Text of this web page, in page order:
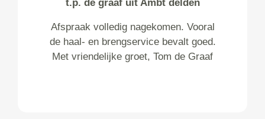
t.p. de graaf uit Ambt delden
Afspraak volledig nagekomen. Vooral
de haal- en brengservice bevalt goed.
Met vriendelijke groet, Tom de Graaf